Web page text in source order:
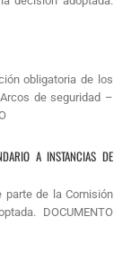
obligatoria de los
de seguridad –
A INSTANCIAS DE
parte de la Comisión
DOCUMENTO